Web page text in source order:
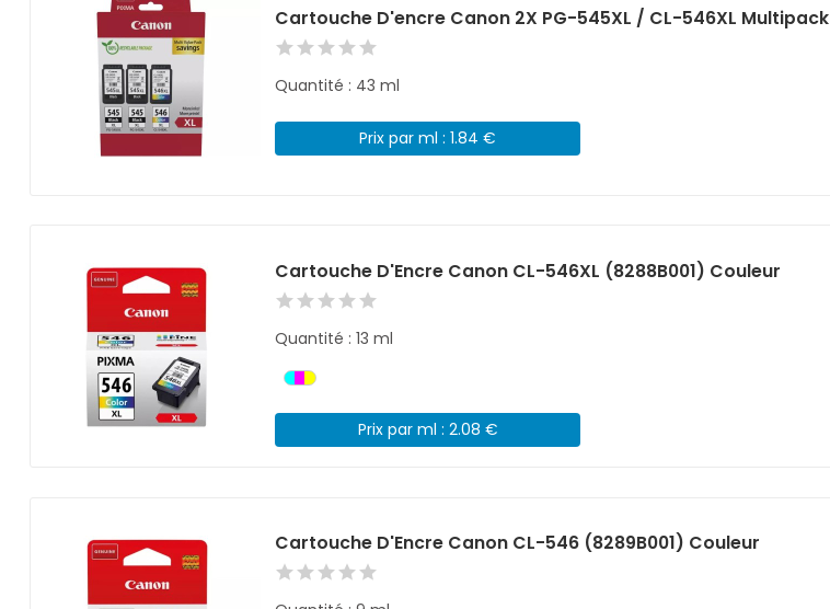
Cartouche D'encre Canon 2X PG-545XL / CL-546XL Multipack
Quantité : 43 ml
Prix par ml : 1.84 €
Cartouche D'Encre Canon CL-546XL (8288B001) Couleur
Quantité : 13 ml
Prix par ml : 2.08 €
Cartouche D'Encre Canon CL-546 (8289B001) Couleur